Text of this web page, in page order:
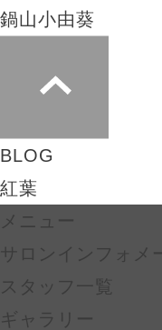
鍋山小由葵
BLOG
紅葉
メニュー
サロンインフォメ
スタッフ一覧
ギャラリー